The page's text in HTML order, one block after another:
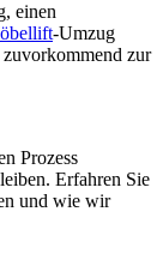
einen
-Umzug
zur
Prozess
Erfahren Sie
und wie wir